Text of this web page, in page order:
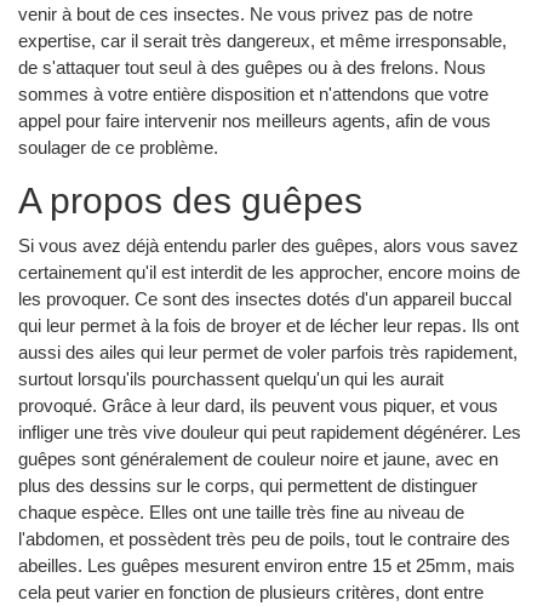
venir à bout de ces insectes. Ne vous privez pas de notre
expertise, car il serait très dangereux, et même irresponsable,
de s'attaquer tout seul à des guêpes ou à des frelons. Nous
sommes à votre entière disposition et n'attendons que votre
appel pour faire intervenir nos meilleurs agents, afin de vous
soulager de ce problème.
A propos des guêpes
Si vous avez déjà entendu parler des guêpes, alors vous savez
certainement qu'il est interdit de les approcher, encore moins de
les provoquer. Ce sont des insectes dotés d'un appareil buccal
qui leur permet à la fois de broyer et de lécher leur repas. Ils ont
aussi des ailes qui leur permet de voler parfois très rapidement,
surtout lorsqu'ils pourchassent quelqu'un qui les aurait
provoqué. Grâce à leur dard, ils peuvent vous piquer, et vous
infliger une très vive douleur qui peut rapidement dégénérer. Les
guêpes sont généralement de couleur noire et jaune, avec en
plus des dessins sur le corps, qui permettent de distinguer
chaque espèce. Elles ont une taille très fine au niveau de
l'abdomen, et possèdent très peu de poils, tout le contraire des
abeilles. Les guêpes mesurent environ entre 15 et 25mm, mais
cela peut varier en fonction de plusieurs critères, dont entre